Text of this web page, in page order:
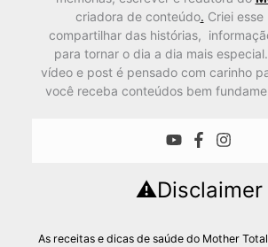
criadora de conteúdo. Criei
compartilhar das histórias,
para tornar o dia a dia mais
vídeo e post é pensado com carinho
você receba conteúdos bem
⚠️Disclaimer
As receitas e dicas de saúde do Mother